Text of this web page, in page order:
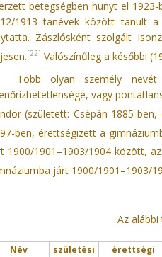
betegségben hunyt el
1913 tanévek között tanult
Zászlósként szolgált
[22] Valószínűleg a későbbi
Több olyan személy
vagy
(született: Csépán 1885-
ben, érettségizett a
1900/1901–1903/1904 között,
járt 1900/1901–1903/
Az
Név
születési
érettségi